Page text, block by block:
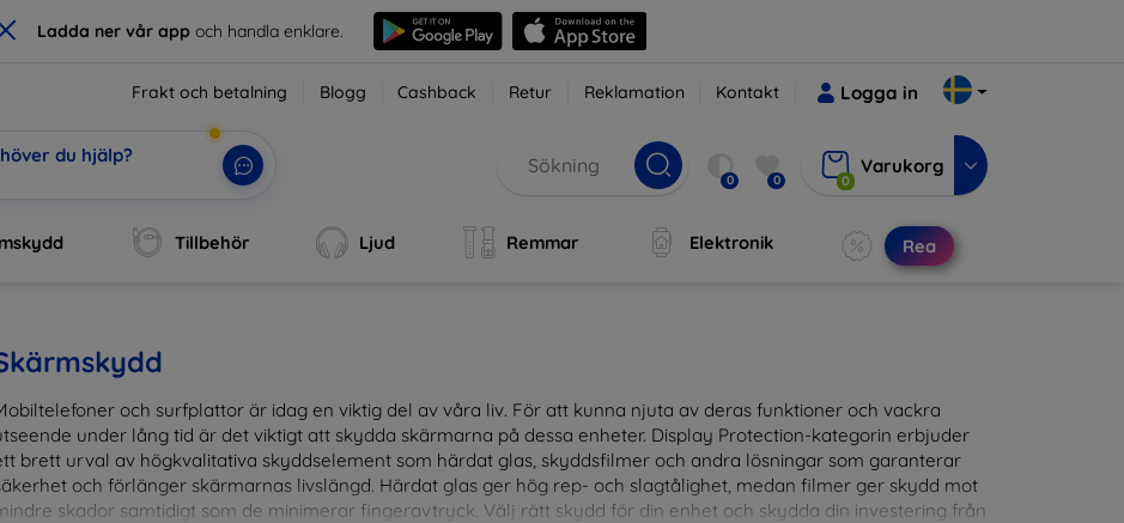
Ladda ner vår app och handla enklare.
Frakt och betalning Blogg Cashback Retur Reklamation Kontakt Logga in
du hjälp?
är Mobi, di 0 0 0
Varukorg
Tillbehör Ljud Remmar Elektronik Rea
och surfplattor är idag en viktig del av våra liv. För att kunna njuta av deras funktioner och vackra
under lång tid är det viktigt att skydda skärmarna på dessa enheter. Display Protection-kategorin erbjuder
brett urval av högkvalitativa skyddselement som härdat glas, skyddsfilmer och andra lösningar som garanterar
och förlänger skärmarnas livslängd. Härdat glas ger hög rep- och slagtålighet, medan filmer ger skydd mot
skador samtidigt som de minimerar fingeravtryck. Välj rätt skydd för din enhet och skydda din investering från